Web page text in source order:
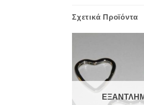
Σχετικά Προϊόντα